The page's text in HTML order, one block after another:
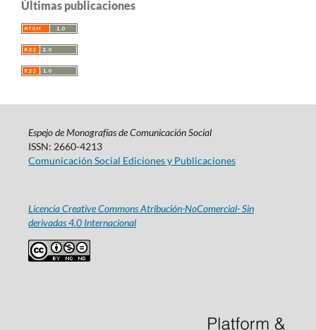
Últimas publicaciones
Espejo de Monografías de Comunicación Social
ISSN: 2660-4213
Comunicación Social Ediciones y Publicaciones
Licencia Creative Commons Atribución-NoComercial- Sin
derivadas 4.0 Internacional